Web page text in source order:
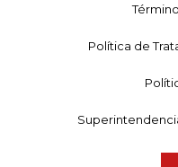
Política de